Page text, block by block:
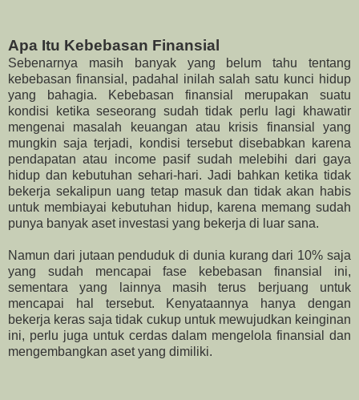
Apa Itu Kebebasan Finansial
Sebenarnya masih banyak yang belum tahu tentang
kebebasan finansial, padahal inilah salah satu kunci hidup
yang bahagia. Kebebasan finansial merupakan suatu
kondisi ketika seseorang sudah tidak perlu lagi khawatir
mengenai masalah keuangan atau krisis finansial yang
mungkin saja terjadi, kondisi tersebut disebabkan karena
pendapatan atau income pasif sudah melebihi dari gaya
hidup dan kebutuhan sehari-hari. Jadi bahkan ketika tidak
bekerja sekalipun uang tetap masuk dan tidak akan habis
untuk membiayai kebutuhan hidup, karena memang sudah
punya banyak aset investasi yang bekerja di luar sana.
Namun dari jutaan penduduk di dunia kurang dari 10% saja
yang sudah mencapai fase kebebasan finansial ini,
sementara yang lainnya masih terus berjuang untuk
mencapai hal tersebut. Kenyataannya hanya dengan
bekerja keras saja tidak cukup untuk mewujudkan keinginan
ini, perlu juga untuk cerdas dalam mengelola finansial dan
mengembangkan aset yang dimiliki.